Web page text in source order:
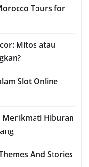
Tours for
Mitos atau
Slot Online
Hiburan
And Stories